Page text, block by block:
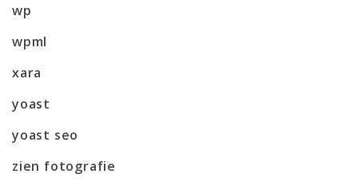
wp
wpml
xara
yoast
yoast seo
zien fotografie